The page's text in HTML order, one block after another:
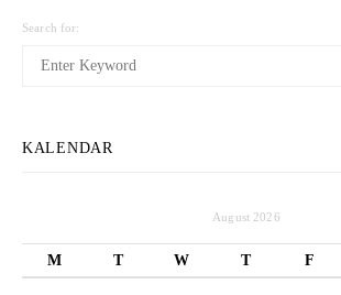
Search for:
KALENDAR
August 2026
M T W T F